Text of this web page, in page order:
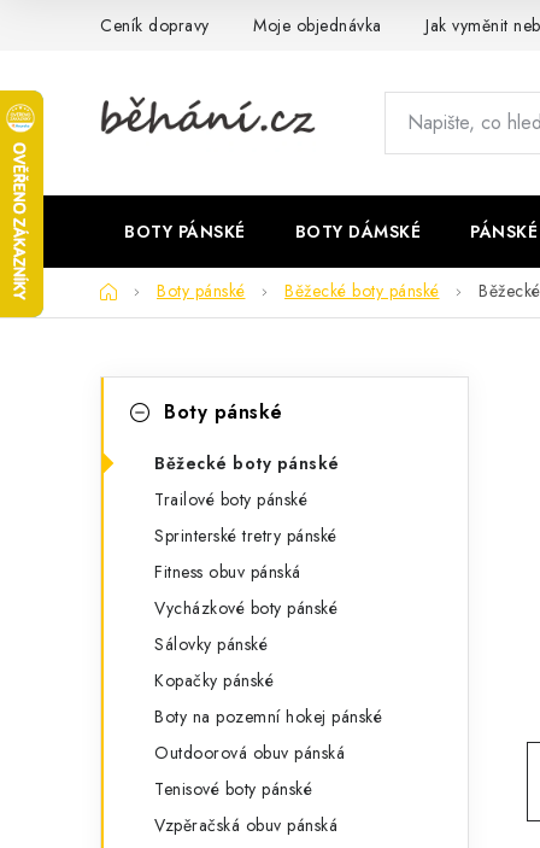
Ceník dopravy Moje objednávka Jak vyměnit
BOTY PÁNSKÉ BOTY DÁMSKÉ
DomůBoty pánské Běžecké boty pánské
o
s
kategorie
t
Boty pánské
Běžecké boty pánské
Trailové boty pánské
Sprinterské tretry pánské
Fitness obuv pánská
Vycházkové boty pánské
Sálovky pánské
Kopačky pánské
Boty na pozemní hokej pánské
Outdoorová obuv pánská
Tenisové boty pánské
Vzpěračská obuv pánská